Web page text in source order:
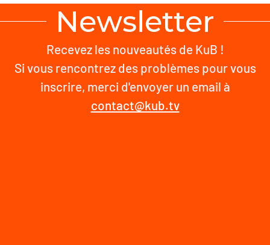
Newsletter
Recevez les nouveautés de KuB !
Si vous rencontrez des problèmes pour vous
inscrire, merci d'envoyer un email à
contact@kub.tv